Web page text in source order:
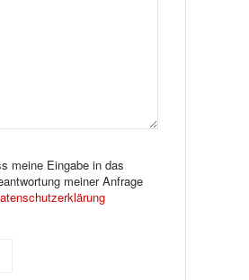
meine Eingabe in das
meiner Anfrage